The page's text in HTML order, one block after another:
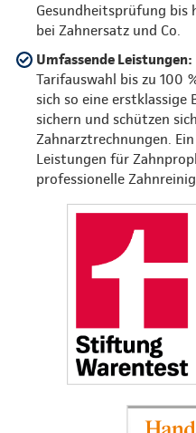
Gesundheitsprüfung bis
bei Zahnersatz und Co.
Umfassende Leistungen:
Tarifauswahl bis zu 100
sich so eine
sichern und schützen
Zahnarztrechnungen.
Leistungen für
professionelle